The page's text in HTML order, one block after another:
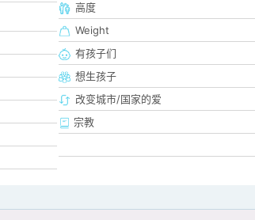
高度
Weight
有孩子们
想生孩子
改变城市/国家的爱
宗教